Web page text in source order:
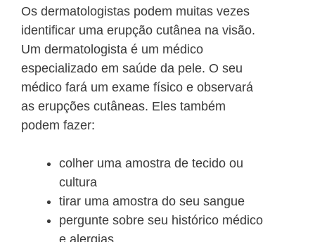
Os dermatologistas podem muitas vezes
identificar uma erupção cutânea na visão.
Um dermatologista é um médico
especializado em saúde da pele. O seu
médico fará um exame físico e observará
as erupções cutâneas. Eles também
podem fazer:
colher uma amostra de tecido ou
cultura
tirar uma amostra do seu sangue
pergunte sobre seu histórico médico
e alergias